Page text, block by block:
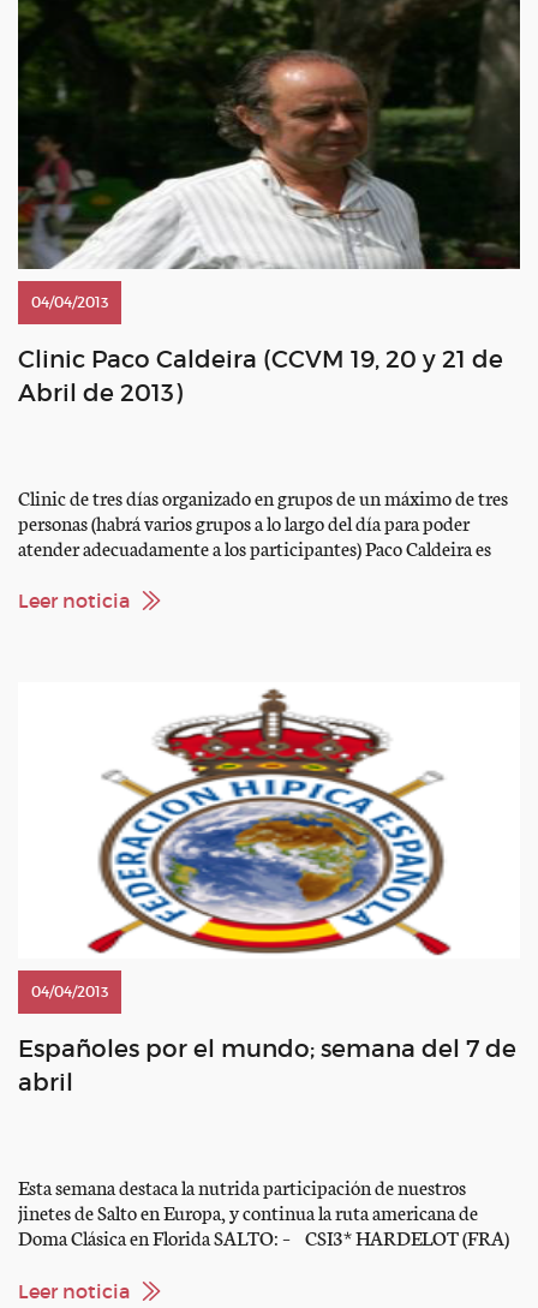
04/04/2013
Clinic Paco Caldeira (CCVM 19, 20 y 21 de
Abril de 2013)
Clinic de tres días organizado en grupos de un máximo de tres
personas (habrá varios grupos a lo largo del día para poder
atender adecuadamente a los participantes) Paco Caldeira es
olímpico ganador de numerosos grandes premios
Leer noticia
04/04/2013
Españoles por el mundo; semana del 7 de
abril
Esta semana destaca la nutrida participación de nuestros
jinetes de Salto en Europa, y continua la ruta americana de
Doma Clásica en Florida SALTO: – CSI3* HARDELOT (FRA)
VILAMOURA (POR) www.alubox.pt Listado de participantes –
Leer noticia